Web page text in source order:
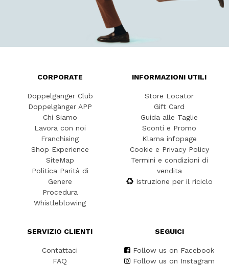
CORPORATE
Doppelgänger Club
Doppelgänger APP
Chi Siamo
Lavora con noi
Franchising
Shop Experience
SiteMap
Politica Parità di
Genere
Procedura
Whistleblowing
INFORMAZIONI UTILI
Store Locator
Gift Card
Guida alle Taglie
Sconti e Promo
Klarna infopage
Cookie e Privacy Policy
Termini e condizioni di
vendita
Istruzione per il riciclo
SERVIZIO CLIENTI
Contattaci
FAQ
SEGUICI
Follow us on Facebook
Follow us on Instagram